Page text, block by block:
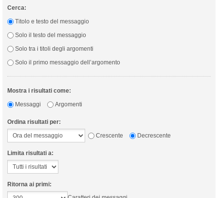
Cerca:
Titolo e testo del messaggio
Solo il testo del messaggio
Solo tra i titoli degli argomenti
Solo il primo messaggio dell’argomento
Mostra i risultati come:
Messaggi
Argomenti
Ordina risultati per:
Crescente
Decrescente
Limita risultati a:
Ritorna ai primi: